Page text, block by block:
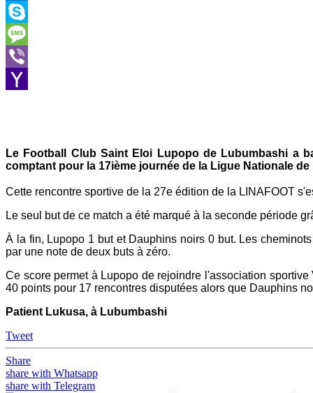
Outlook.com
Skype
Message
Viber
Le Football Club Saint Eloi Lupopo de Lubumbashi a
comptant pour la 17ième journée de la Ligue Nationale
Cette rencontre sportive de la 27e édition de la LINAFOOT
Le seul but de ce match a été marqué à la seconde période
À la fin, Lupopo 1 but et Dauphins noirs 0 but. Les
par une note de deux buts à zéro.
Ce score permet à Lupopo de rejoindre l'association
40 points pour 17 rencontres disputées alors que Dauphins
Patient Lukusa, à Lubumbashi
Tweet
Share
share with Whatsapp
share with Telegram